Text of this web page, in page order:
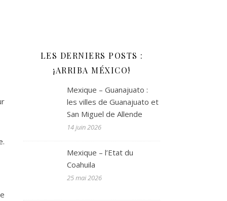
LES DERNIERS POSTS :
¡ARRIBA MÉXICO!
Mexique – Guanajuato :
les villes de Guanajuato et
San Miguel de Allende
14 juin 2026
Mexique – l’Etat du
Coahuila
25 mai 2026